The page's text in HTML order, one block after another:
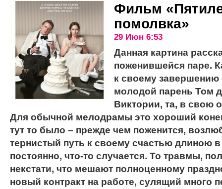
Фильм
помолвка»
29 Июн 6:53
Данная картина
поженившейся паре.
к своему завершению
молодой парень Том
Виктории, та, в свою
Для обычной мелодрамы это хороший
тут то было – прежде чем поженится,
тернистый путь к своему счастью длиною в
постоянно, что-то случается. То травмы,
некстати, что мешают полноценному
новый контракт на работе, сулящий много